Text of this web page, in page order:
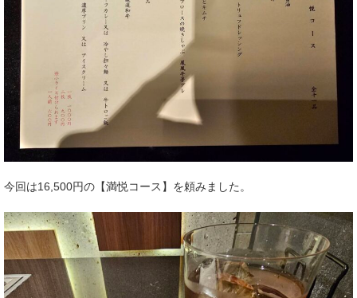
今回は16,500円の【満悦コース】を頼みました。